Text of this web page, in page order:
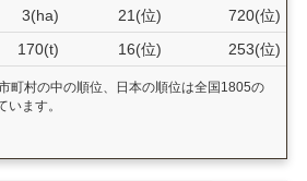
3(ha) 21(位)
720(位)
170(t) 16(位) 253(位)
町村の中の順位、日本の順位は全国1805の
ます。